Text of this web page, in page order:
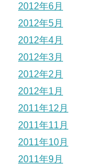
2012年6月
2012年5月
2012年4月
2012年3月
2012年2月
2012年1月
2011年12月
2011年11月
2011年10月
2011年9月